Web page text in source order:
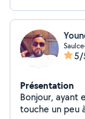
5/
Présentation
Bonjour, ayant
touche un peu à tout